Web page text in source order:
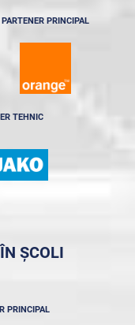
PARTENER PRINCIPAL
TEHNIC
ȘCOLI
PRINCIPAL